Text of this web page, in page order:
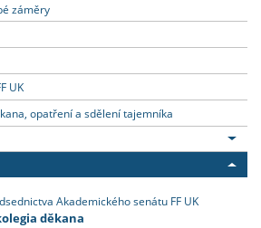
záměry
UK
opatření a sdělení tajemníka
Akademického senátu FF UK
děkana